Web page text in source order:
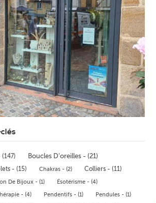
(147)
Boucles D'oreilles - (21)
- (15)
Chakras - (2) Colliers - (11)
De Bijoux - (1)
Ésotérisme - (4)
- (4)
Pendentifs - (1)
Pendules - (1)